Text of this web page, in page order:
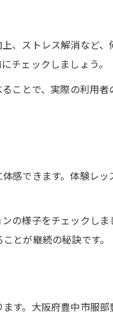
、ストレス解消など、
チェックしましょう。
ことで、実際の利用
感できます。体験レ
の様子をチェックし
とが継続の秘訣です。
す。大阪府豊中市服